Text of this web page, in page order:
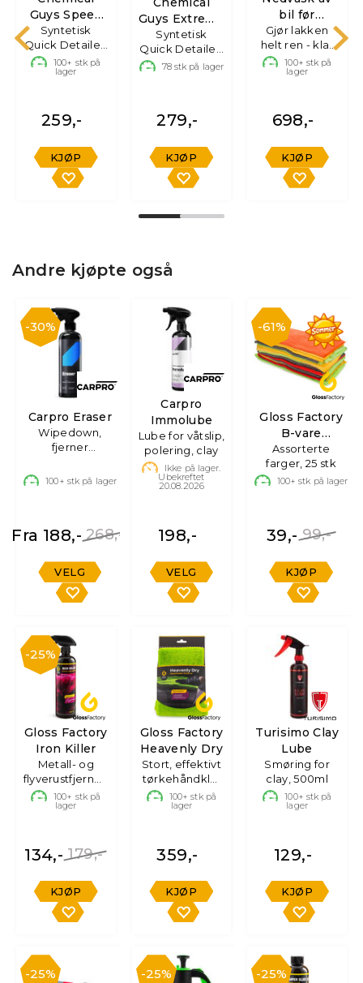
Guys Speed
Wipe Quick
Detailer
Syntetisk
Quick Detailer,
473ml
100+ stk på
lager
259,-
KJØP
Guys Extreme
Slick Streak
QD
Syntetisk
Quick Detailer,
473ml
78stk på lager
279,-
KJØP
bil før
polering
Gjør lakken
helt ren - klar
for polering
100+ stk på
lager
698,-
KJØP
Andre kjøpte også
30%
Carpro Eraser
Wipedown,
fjerner
100+ stk på lager
268,-
Fra 188,-
VELG
Carpro
Immolube
Lube for våtslip,
polering, clay
Ikke på lager.
Ubekreftet
20.08.2026
198,-
VELG
61%
Gloss Factory
B-vare
Mikrofiberkluter
Assorterte
farger, 25 stk
100+ stk på lager
99,-
39,-
KJØP
25%
Gloss Factory
Iron Killer
Metall- og
flyverustfjerner,
500ml
100+ stk på
lager
179,-
134,-
KJØP
Gloss Factory
Heavenly Dry
Stort, effektivt
tørkehåndkle,
70x90 cm
100+ stk på
lager
359,-
KJØP
Turisimo Clay
Lube
Smøring for
clay, 500ml
100+ stk på
lager
129,-
KJØP
25% 25% 25%